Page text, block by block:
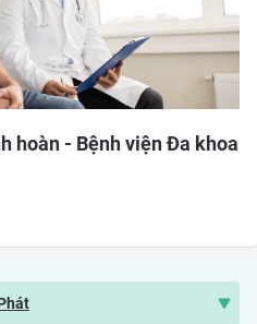
hoàn - Bệnh viện Đa khoa